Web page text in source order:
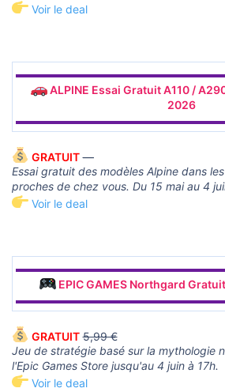
Voir le deal
ALPINE Essai Gratuit A110 /
2026
GRATUIT —
Essai gratuit des modèles Alpine dans
proches de chez vous. Du 15 mai au 4
Voir le deal
EPIC GAMES Northgard
GRATUIT 5,99 €
Jeu de stratégie basé sur la mythologie
l'Epic Games Store jusqu'au 4 juin à 17h.
Voir le deal